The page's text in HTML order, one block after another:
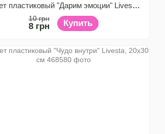
Пакет пластиковый "Дарим эмоции" Livesta, 30х30 см
10 грн
8 грн Купить